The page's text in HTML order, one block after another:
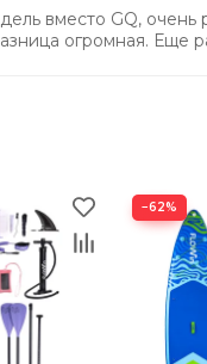
гребли.
вместо GQ,
огромная.
−62%